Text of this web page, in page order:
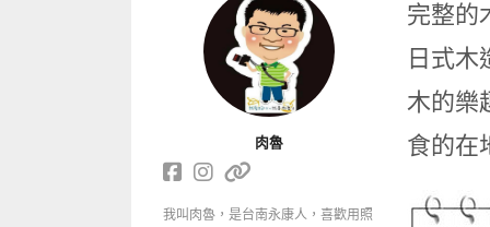
完整的
日式
木的樂
食的在
肉魯
我叫肉魯，是台南永康人，喜歡用照